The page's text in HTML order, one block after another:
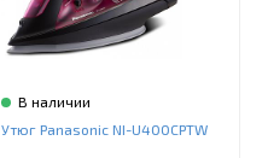
В наличии
Утюг Panasonic NI-U400CPTW